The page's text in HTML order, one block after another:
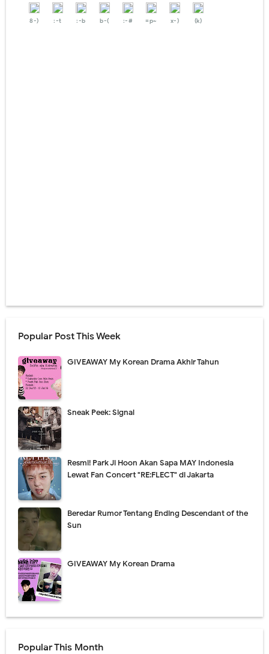
8-) :-t :-b b-( :-# =p~ x-) (k)
Popular Post This Week
GIVEAWAY My Korean Drama Akhir Tahun
Sneak Peek: Signal
Resmi! Park Ji Hoon Akan Sapa MAY Indonesia
Lewat Fan Concert "RE:FLECT" di Jakarta
Beredar Rumor Tentang Ending Descendant of the
Sun
GIVEAWAY My Korean Drama
Popular This Month